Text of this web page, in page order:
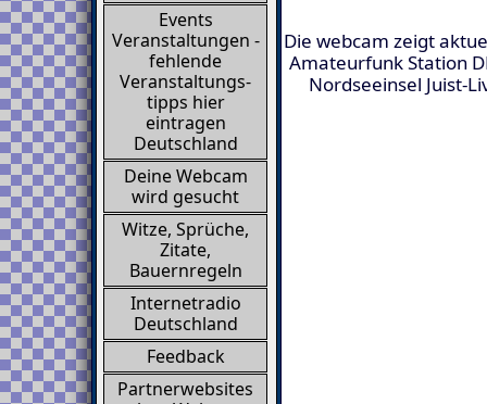
Events
Veranstaltungen -
fehlende
Veranstaltungs-
tipps hier
eintragen
Deutschland
Deine Webcam
wird gesucht
Witze, Sprüche,
Zitate,
Bauernregeln
Internetradio
Deutschland
Feedback
Partnerwebsites
Die webcam zeigt
Amateurfunk Station
Nordseeinsel Juist-